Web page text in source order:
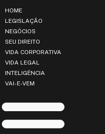
HOME
LEGISLAÇÃO
NEGÓCIOS
SEU DIREITO
VIDA CORPORATIVA
VIDA LEGAL
INTELIGÊNCIA
VAI-E-VEM